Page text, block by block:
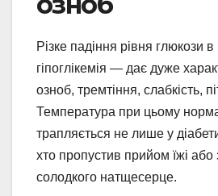
Різке падіння рівня глюкози
гіпоглікемія — дає дуже
озноб, тремтіння, слабкість,
Температура при цьому
трапляється не лише у
хто пропустив прийом їжі або
солодкого натщесерце.